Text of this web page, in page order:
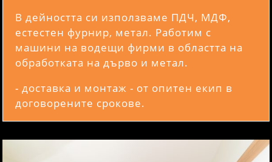
В дейността си използваме ПДЧ, МДФ,
естестен фурнир, метал. Работим с
машини на водещи фирми в областта на
обработката на дърво и метал.
- доставка и монтаж - от опитен екип в
договорените срокове.